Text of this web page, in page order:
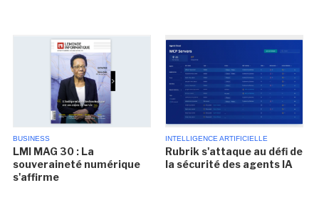
BUSINESS
LMI MAG 30 : La
souveraineté numérique
s'affirme
INTELLIGENCE ARTIFICIELLE
Rubrik s'attaque au défi de
la sécurité des agents IA